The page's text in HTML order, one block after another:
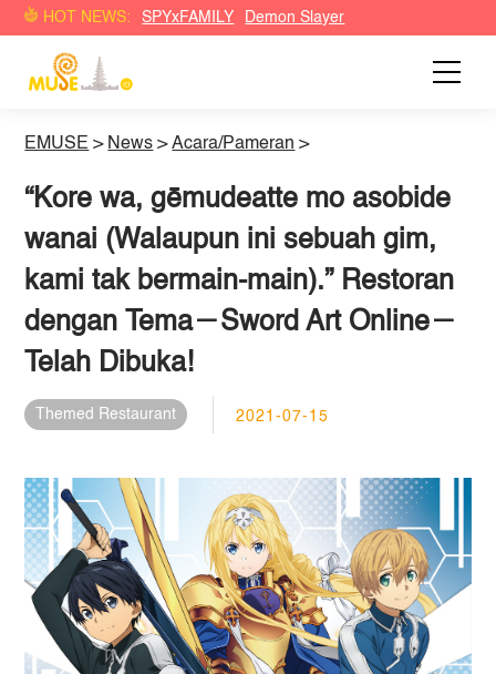
HOT NEWS: SPYxFAMILY Demon Slayer
EMUSE > News >Acara/Pameran >
“Kore wa, gēmudeatte mo asobide
wanai (Walaupun ini sebuah gim,
kami tak bermain-main).” Restoran
dengan Tema－Sword Art Online－
Telah Dibuka!
Themed Restaurant 2021-07-15